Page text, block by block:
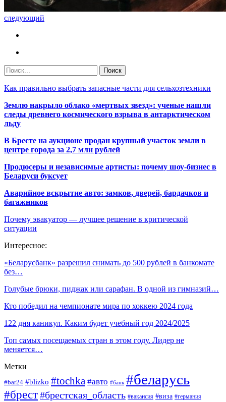
следующий
Как правильно выбрать запасные части для сельхозтехники
Землю накрыло облако «мертвых звезд»: ученые нашли
следы древнего космического взрыва в антарктическом
льду
В Бресте на аукционе продан крупный участок земли в
центре города за 2,7 млн рублей
Продюсеры и независимые артисты: почему шоу-бизнес в
Беларуси буксует
Аварийное вскрытие авто: замков, дверей, бардачков и
багажников
Почему эвакуатор — лучшее решение в критической
ситуации
Интересное:
«Беларусбанк» разрешил снимать до 500 рублей в банкомате
без…
Голубые брюки, пиджак или сарафан. В одной из гимназий…
Кто победил на чемпионате мира по хоккею 2024 года
122 дня каникул. Каким будет учебный год 2024/2025
Топ самых посещаемых стран в этом году. Лидер не
меняется…
Метки
#bar24 #blizko #tochka #авто #банк #беларусь
#брест#брестская_область #вакансия #виза #германия